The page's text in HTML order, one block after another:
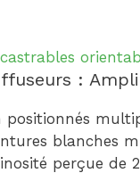
:
positionnés
blanches
perçue de